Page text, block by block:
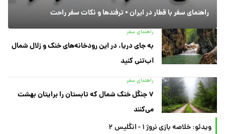
راهنمای سفر با قطار در ایران + ترفندها و نکات سفر راحت
راهنمای سفر
به جای دریا، در این رودخانه‌های خنک و زلال شمال
آب‌تنی کنید
راهنمای سفر
۷ جنگل خنک شمال که تابستان را برایتان بهشت
می‌کنند
ویدئو: خلاصه بازی نروژ ۱ - انگلیس ۲